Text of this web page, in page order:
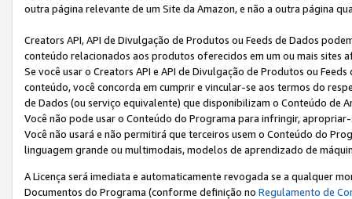
outra página relevante de um Site da Amazon, e não a outra página
Creators API, API de Divulgação de Produtos ou Feeds de Dados
conteúdo relacionados aos produtos oferecidos em um ou mais sites
Se você usar o Creators API e API de Divulgação de Produtos ou
conteúdo, você concorda em cumprir e vincular-se aos termos do
de Dados (ou serviço equivalente) que disponibilizam o Conteúdo de
Você não pode usar o Conteúdo do Programa para infringir,
Você não usará e não permitirá que terceiros usem o Conteúdo do
linguagem grande ou multimodais, modelos de aprendizado de
A Licença será imediata e automaticamente revogada se a qualquer
Documentos do Programa (conforme definição no Regulamento de